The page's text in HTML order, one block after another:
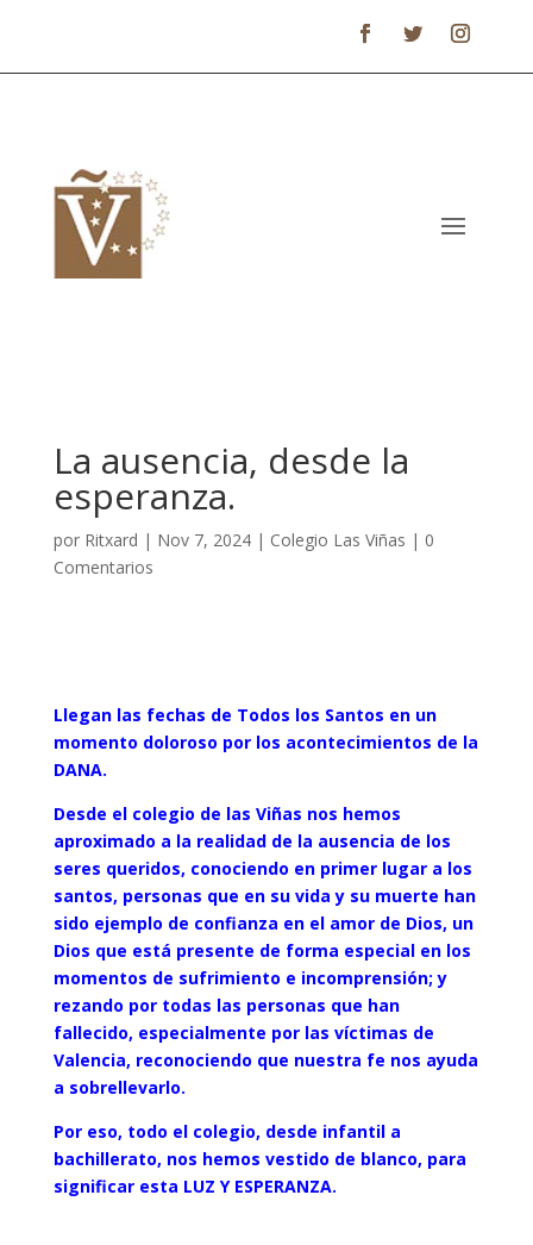
La ausencia, desde la
esperanza.
por Ritxard | Nov 7, 2024| Colegio Las Viñas | 0
Comentarios
Llegan las fechas de Todos los Santos en un
momento doloroso por los acontecimientos de la
DANA.
Desde el colegio de las Viñas nos hemos
aproximado a la realidad de la ausencia de los
seres queridos, conociendo en primer lugar a los
santos, personas que en su vida y su muerte han
sido ejemplo de confianza en el amor de Dios, un
Dios que está presente de forma especial en los
momentos de sufrimiento e incomprensión; y
rezando por todas las personas que han
fallecido, especialmente por las víctimas de
Valencia, reconociendo que nuestra fe nos ayuda
a sobrellevarlo.
Por eso, todo el colegio, desde infantil a
bachillerato, nos hemos vestido de blanco, para
significar esta LUZ Y ESPERANZA.